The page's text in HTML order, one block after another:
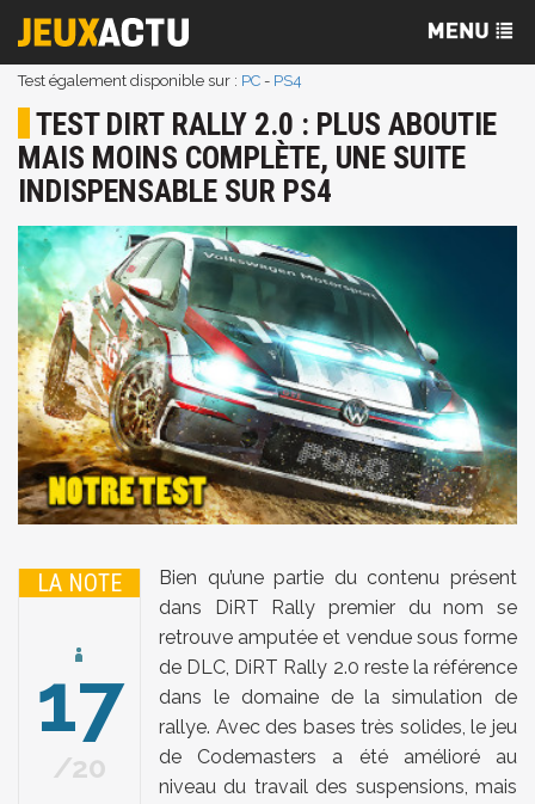
Test également disponible sur : PC - PS4
TEST DIRT RALLY 2.0 : PLUS ABOUTIE
MAIS MOINS COMPLÈTE, UNE SUITE
INDISPENSABLE SUR PS4
LA NOTE
17
20
Bien qu’une partie du contenu présent
dans DiRT Rally premier du nom se
retrouve amputée et vendue sous forme
de DLC, DiRT Rally 2.0 reste la référence
dans le domaine de la simulation de
rallye. Avec des bases très solides, le jeu
de Codemasters a été amélioré au
niveau du travail des suspensions, mais